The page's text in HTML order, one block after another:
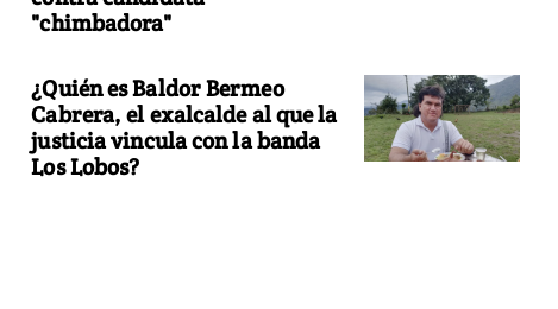
"chimbadora"
¿Quién es Baldor Bermeo
Cabrera, el exalcalde al que la
justicia vincula con la banda
Los Lobos?